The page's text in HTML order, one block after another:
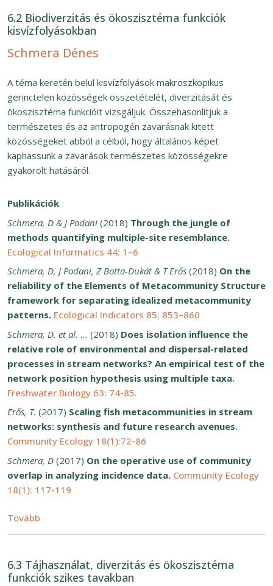
6.2 Biodiverzitás és ökoszisztéma funkciók
kisvízfolyásokban
Schmera Dénes
A téma keretén belül kisvízfolyások makroszkopikus
gerinctelen közösségek összetételét, diverzitását és
ökoszisztéma funkcióit vizsgáljuk. Összehasonlítjuk a
természetes és az antropogén zavarásnak kitett
közösségeket abból a célból, hogy általános képet
kaphassunk a zavarások természetes közösségekre
gyakorolt hatásáról.
Publikációk
Schmera, D & J Podani (2018) Through the jungle of
methods quantifying multiple-site resemblance.
Ecological Informatics 44: 1–6
Schmera, D, J Podani, Z Botta-Dukát & T Erős (2018) On the
reliability of the Elements of Metacommunity Structure
framework for separating idealized metacommunity
patterns. Ecological Indicators 85: 853–860
Schmera, D. et al. ... (2018) Does isolation influence the
relative role of environmental and dispersal-related
processes in stream networks? An empirical test of the
network position hypothesis using multiple taxa.
Freshwater Biology 63: 74-85.
Erős, T. (2017) Scaling fish metacommunities in stream
networks: synthesis and future research avenues.
Community Ecology 18(1):72-86
Schmera, D (2017) On the operative use of community
overlap in analyzing incidence data. Community Ecology
18(1): 117-119
Tovább
6.3 Tájhasználat, diverzitás és ökoszisztéma
funkciók szikes tavakban